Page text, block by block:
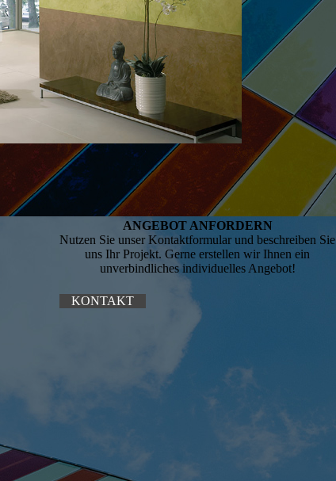
ANGEBOT ANFORDERN
Nutzen Sie unser Kontaktformular und beschreiben Sie
uns Ihr Projekt. Gerne erstellen wir Ihnen ein
unverbindliches individuelles Angebot!
KONTAKT